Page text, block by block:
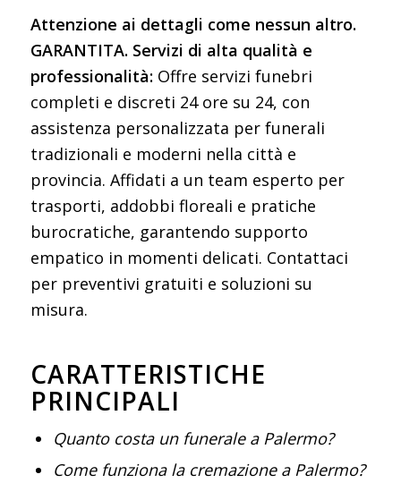
Attenzione ai dettagli come nessun altro.
GARANTITA. Servizi di alta qualità e
professionalità: Offre servizi funebri
completi e discreti 24 ore su 24, con
assistenza personalizzata per funerali
tradizionali e moderni nella città e
provincia. Affidati a un team esperto per
trasporti, addobbi floreali e pratiche
burocratiche, garantendo supporto
empatico in momenti delicati. Contattaci
per preventivi gratuiti e soluzioni su
misura.​
CARATTERISTICHE
PRINCIPALI
Quanto costa un funerale a Palermo?
Come funziona la cremazione a Palermo?